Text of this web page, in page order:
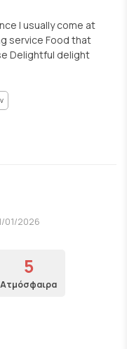
I usually come at
service Food that
Delightful delight
01/2026
5
Ατμόσφαιρα